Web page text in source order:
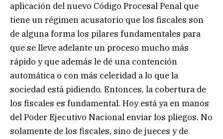
aplicación del nuevo Código Procesal Penal que
tiene un régimen acusatorio que los fiscales son
de alguna forma los pilares fundamentales para
que se lleve adelante un proceso mucho más
rápido y que además le dé una contención
automática o con más celeridad a lo que la
sociedad está pidiendo. Entonces, la cobertura de
los fiscales es fundamental. Hoy está ya en manos
del Poder Ejecutivo Nacional enviar los pliegos. No
solamente de los fiscales, sino de jueces y de